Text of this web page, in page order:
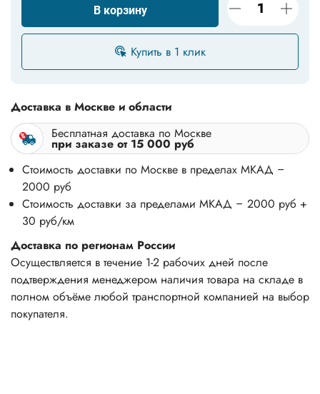
В корзину
Купить в 1 клик
Доставка в Москве и области
Бесплатная доставка по Москве
при заказе от 15 000 руб
Стоимость доставки по Москве в пределах МКАД –
2000 руб
Стоимость доставки за пределами МКАД – 2000 руб +
30 руб/км
Доставка по регионам России
Осуществляется в течение 1-2 рабочих дней после
подтверждения менеджером наличия товара на складе в
полном объёме любой транспортной компанией на выбор
покупателя.